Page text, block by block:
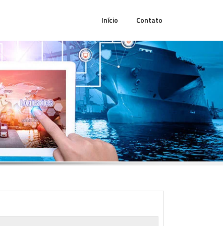
Início Contato